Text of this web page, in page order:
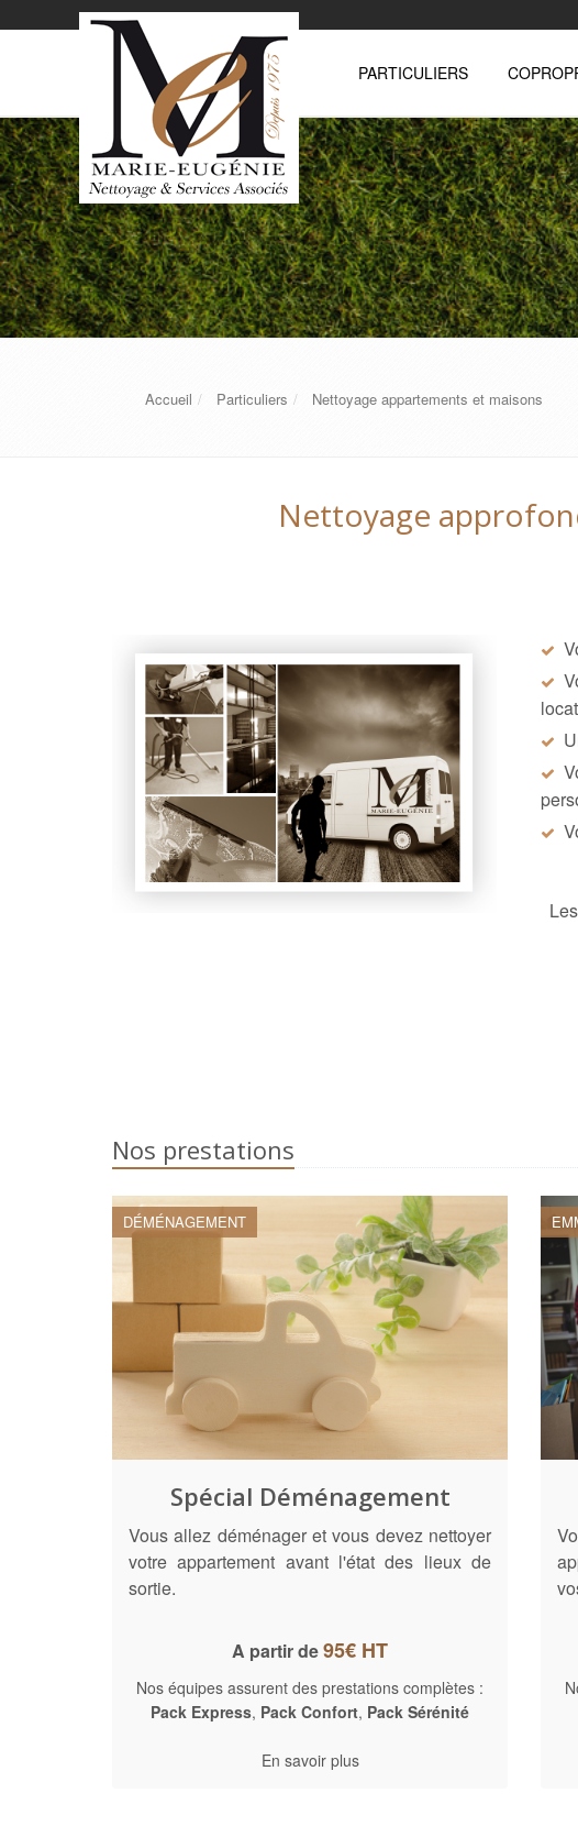
PARTICULIERS
Accueil Particuliers Nettoyage appartements et maisons
Nettoyage
Les
Nos prestations
DÉMÉNAGEMENT
Spécial Déménagement
Vous allez déménager et vous devez nettoyer
votre appartement avant l'état des lieux de
sortie.
A partir de95€ HT
Nos équipes assurent des prestations complètes :
Pack Express, Pack Confort, Pack Sérénité
En savoir plus